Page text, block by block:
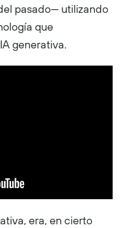
pasado— utilizando
que
generativa.
era, en cierto